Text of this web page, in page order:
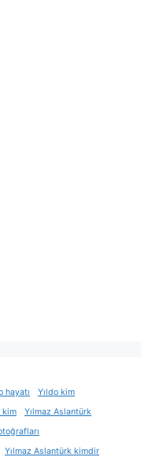
hayatı
Yıldo kim
kim
Yılmaz Aslantürk
Yılmaz Aslantürk kimdir